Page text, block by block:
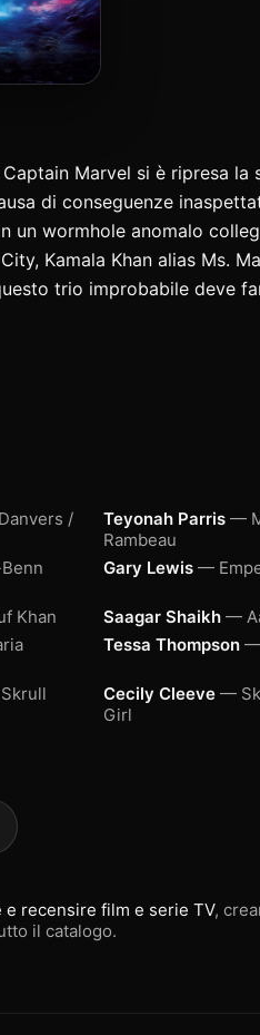
Marvel si è ripresa
di conseguenze
un wormhole anomalo
Kamala Khan alias Ms.
trio improbabile deve
/
Teyonah Parris —
Rambeau
Gary Lewis —
Khan Saagar Shaikh —
Tessa Thompson —
Cecily Cleeve —
Girl
e recensire film e serie TV,
il catalogo.